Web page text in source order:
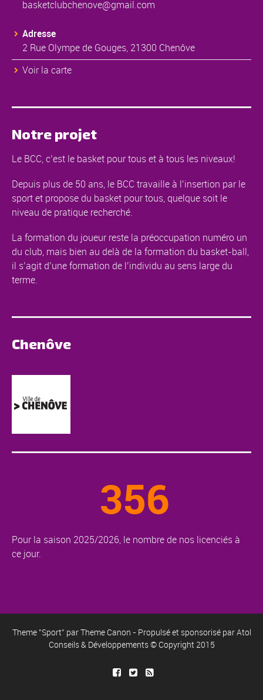
basketclubchenove@gmail.com
Adresse
2 Rue Olympe de Gouges, 21300 Chenôve
Voir la carte
Notre projet
Le BCC, c’est le basket pour tous et à tous les niveaux!
Depuis plus de 50 ans, le BCC travaille à l’insertion par le
sport et propose du basket pour tous, quelque soit le
niveau de pratique recherché.
La formation du joueur reste la préoccupation numéro un
du club, mais bien au delà de la formation du basket-ball,
il s’agit d’une formation de l’individu au sens large du
terme.
Chenôve
356
Pour la saison 2025/2026, le nombre de nos licenciés à
ce jour.
Theme "Sport" parTheme Canon - Propulsé et sponsorisé parAtol
Conseils & Développements© Copyright 2015